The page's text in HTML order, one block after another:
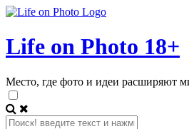
Life on Photo 18+
Место, где фото и идеи расширяют